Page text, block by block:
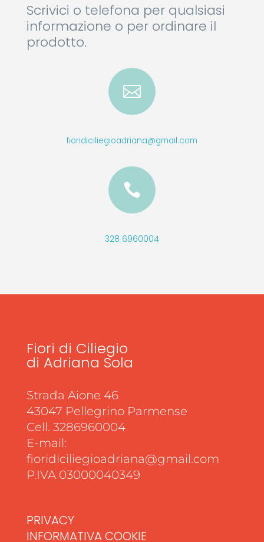
Scrivici o telefona per qualsiasi
informazione o per ordinare il
prodotto.

fioridiciliegioadriana@gmail.com

328 6960004
Fiori di Ciliegio
di Adriana Sola
Strada Aione 46
43047 Pellegrino Parmense
Cell. 3286960004
E-mail:
fioridiciliegioadriana@gmail.com
P.IVA 03000040349
PRIVACY
INFORMATIVA COOKIE